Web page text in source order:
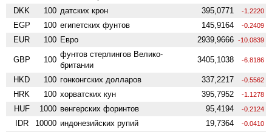
DKK 100 датских крон 395,0771 -1.2220
EGP 100 египетских фунтов 145,9164 -0.2409
EUR 100 Евро 2939,9666 -10.0839
GBP 100
фунтов стерлингов Велико­
британии
3405,1038 -6.8186
HKD 100 гонконгских долларов 337,2217 -0.5562
HRK 100 хорватских кун 395,7952 -1.1278
HUF 1000 венгерских форинтов 95,4194 -0.2124
IDR 10000 индонезийских рупий 19,7364 -0.0410